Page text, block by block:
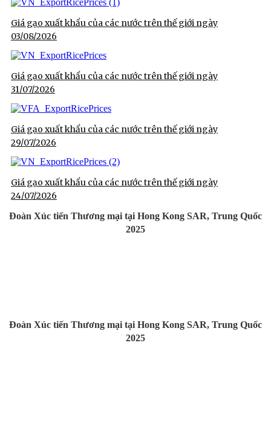
Giá gạo xuất khẩu của các nước trên thế giới ngày
03/08/2026
Giá gạo xuất khẩu của các nước trên thế giới ngày
31/07/2026
Giá gạo xuất khẩu của các nước trên thế giới ngày
29/07/2026
Giá gạo xuất khẩu của các nước trên thế giới ngày
24/07/2026
Đoàn Xúc tiến Thương mại tại Hong Kong SAR, Trung Quốc
2025
Đoàn Xúc tiến Thương mại tại Hong Kong SAR, Trung Quốc
2025